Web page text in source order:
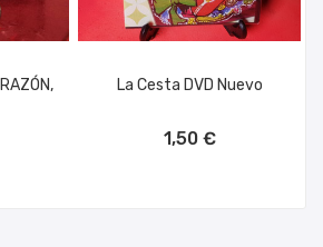
La Cesta DVD Nuevo
1,50 €